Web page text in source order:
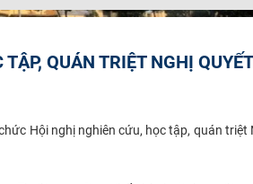
QUÁN TRIỆT NGHỊ
Hội nghị nghiên cứu, học tập, quán